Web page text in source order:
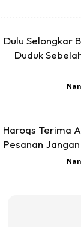
Dulu Selongkar
Duduk
Haroqs Terima
Pesanan